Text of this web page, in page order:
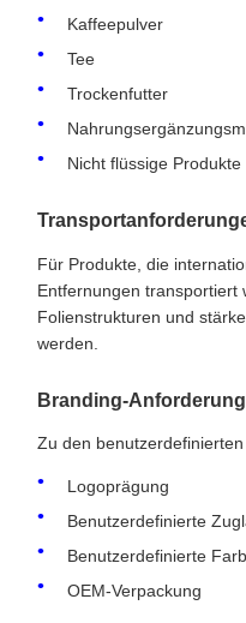
Kaffeepulver
Tee
Trockenfutter
Nicht flüssige Produkte
Für Produkte, die
Entfernungen transportiert
Folienstrukturen und
werden.
Branding-
Zu den
Logoprägung
Benutzerdefinierte
Benutzerdefinierte
OEM-Verpackung